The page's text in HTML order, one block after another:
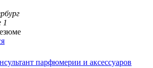
1
парфюмерии и аксессуаров